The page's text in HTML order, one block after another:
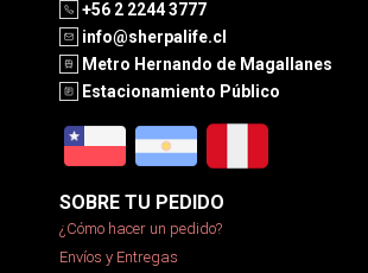
+56 2 2244 3777
info@sherpalife.cl
Metro Hernando de Magallanes
Estacionamiento Público
SOBRE TU PEDIDO
¿Cómo hacer un pedido?
Envíos y Entregas